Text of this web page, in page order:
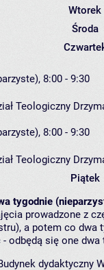
Wtorek
Środa
8:00 - 9:30
Teologiczny
8:00 - 9:30
Teologiczny
Piątek
tygodnie
prowadzone z
a potem co
odbędą się one
dydaktyczny